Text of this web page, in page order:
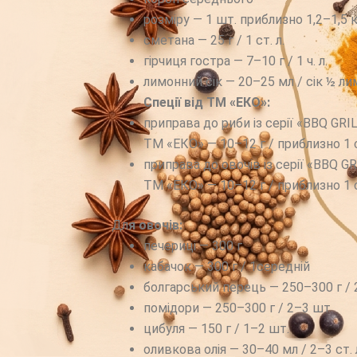
розміру — 1 шт. приблизно 1,2–1,5
сметана — 25 г / 1 ст. л.
гірчиця гостра — 7–10 г / 1 ч. л.
лимонний сік — 20–25 мл / сік ½
Спеції від ТМ «ЕКО»:
приправа до риби із серії «BBQ
ТМ «ЕКО» — 10–12 г / приблизно 1
приправа до овочів із серії «BBQ
ТМ «ЕКО» — 10–12 г / приблизно 1
Для овочів:
печериці — 300 г
кабачок — 300 г / 1середній
болгарський перець — 250–300 г /
помідори — 250–300 г / 2–3 шт.
цибуля — 150 г / 1–2 шт.
оливкова олія — 30–40 мл / 2–3 ст.